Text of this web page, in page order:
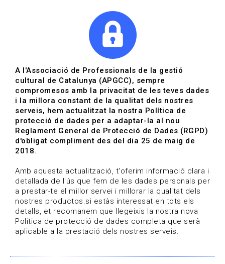
Actualitza't
Vols estar al dia?
HOME / BLOG
Estigues al dia
Convocatòries, activitats i notícies del sector de la
cultura.
A l'Associació de Professionals de la gestió
cultural de Catalunya (APGCC), sempre
compromesos amb la privacitat de les teves dades
i la millora constant de la qualitat dels nostres
serveis, hem actualitzat la nostra Política de
protecció de dades per a adaptar-la al nou
Reglament General de Protecció de Dades (RGPD)
d'obligat compliment des del dia 25 de maig de
2018.
Amb aquesta actualització, t'oferim informació clara i
detallada de l'ús que fem de les dades personals per
a prestar-te el millor servei i millorar la qualitat dels
nostres productos.si estàs interessat en tots els
detalls, et recomanem que llegeixis la nostra nova
Política de protecció de dades completa que serà
aplicable a la prestació dels nostres serveis.